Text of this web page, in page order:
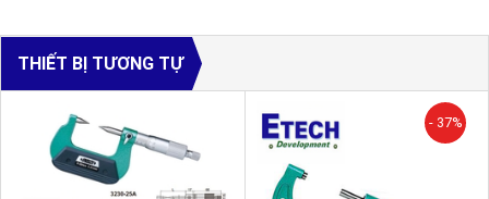
THIẾT BỊ TƯƠNG TỰ
- 37%